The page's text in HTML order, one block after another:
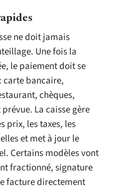
ne doit jamais
Une fois la
le paiement doit se
carte bancaire,
chèques,
La caisse gère
prix, les taxes, les
et met à jour le
Certains modèles vont
fractionné, signature
facture directement